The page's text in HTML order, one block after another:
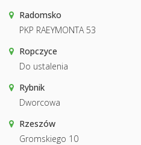
Radomsko
PKP RAEYMONTA 53
Ropczyce
Do ustalenia
Rybnik
Dworcowa
Rzeszów
Gromskiego 10